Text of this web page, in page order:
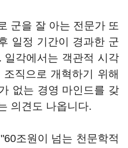
군을 잘 아는 전문가 또
일정 기간이 경과한 군
일각에서는 객관적 시각
직으로 개혁하기 위해
없는 경영 마인드를 갖
의견도 나옵니다.
조원이 넘는 천문학적